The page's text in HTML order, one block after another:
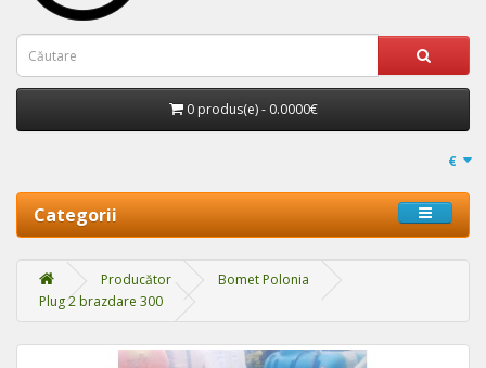
0 produs(e) - 0.0000€
€
Categorii
Producător
Bomet Polonia
Plug 2 brazdare 300